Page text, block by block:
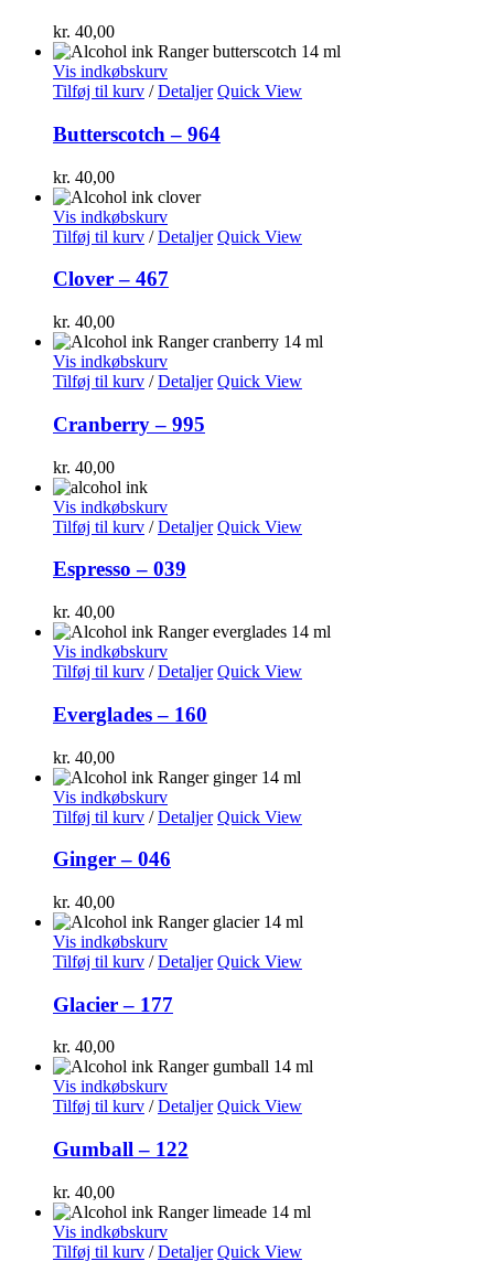
kr. 40,00
Vis indkøbskurv
Tilføj til kurv / Detaljer Quick View
Butterscotch – 964
kr. 40,00
Vis indkøbskurv
Tilføj til kurv / Detaljer Quick View
Clover – 467
kr. 40,00
Vis indkøbskurv
Tilføj til kurv / Detaljer Quick View
Cranberry – 995
kr. 40,00
Vis indkøbskurv
Tilføj til kurv / Detaljer Quick View
Espresso – 039
kr. 40,00
Vis indkøbskurv
Tilføj til kurv / Detaljer Quick View
Everglades – 160
kr. 40,00
Vis indkøbskurv
Tilføj til kurv / Detaljer Quick View
Ginger – 046
kr. 40,00
Vis indkøbskurv
Tilføj til kurv / Detaljer Quick View
Glacier – 177
kr. 40,00
Vis indkøbskurv
Tilføj til kurv / Detaljer Quick View
Gumball – 122
kr. 40,00
Vis indkøbskurv
Tilføj til kurv / Detaljer Quick View